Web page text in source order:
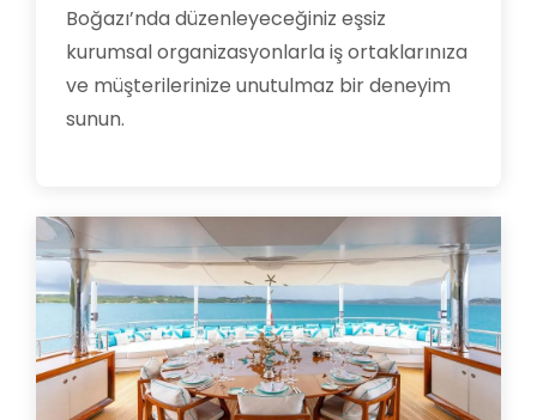
Boğazı’nda düzenleyeceğiniz eşsiz
kurumsal organizasyonlarla iş ortaklarınıza
ve müşterilerinize unutulmaz bir deneyim
sunun.